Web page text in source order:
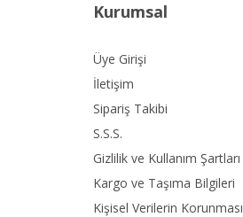
Kurumsal
Üye Girişi
İletişim
Sipariş Takibi
S.S.S.
Gizlilik ve Kullanım Şartları
Kargo ve Taşıma Bilgileri
Kişisel Verilerin Korunması